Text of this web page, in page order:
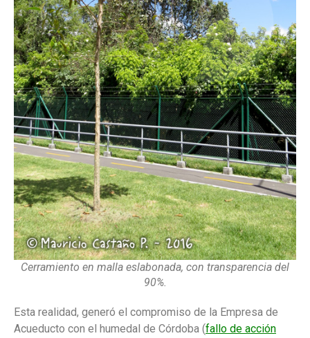
Cerramiento en malla eslabonada, con transparencia del
90%.
Esta realidad, generó el compromiso de la Empresa de
Acueducto con el humedal de Córdoba (fallo de acción